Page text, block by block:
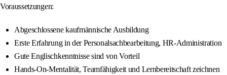
Voraussetzungen:
Abgeschlossene kaufmännische Ausbildung
Erste Erfahrung in der Personalsachbearbeitung, HR-Administration
Gute Englischkenntnisse sind von Vorteil
Hands-On-Mentalität, Teamfähigkeit und Lernbereitschaft zeichnen